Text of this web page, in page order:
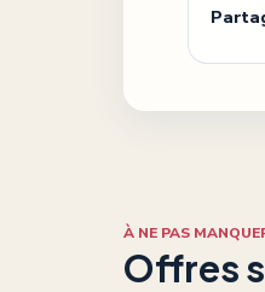
À NE PAS
Offres